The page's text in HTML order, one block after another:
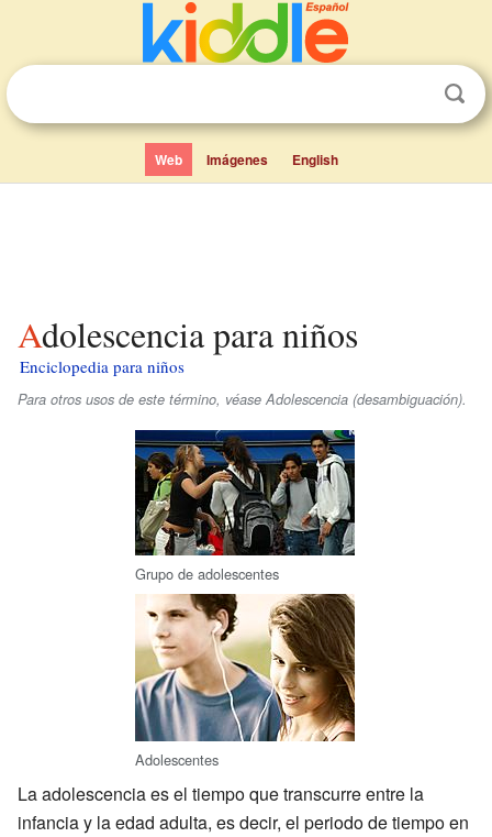
Web Imágenes English
Adolescencia para niños
Enciclopedia para niños
Para otros usos de este término, véase Adolescencia (desambiguación).
Grupo de adolescentes
Adolescentes
La adolescencia es el tiempo que transcurre entre la
infancia y la edad adulta, es decir, el periodo de tiempo en